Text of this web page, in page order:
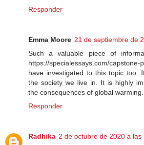
Responder
Emma Moore 21 de septiembre de
Such a valuable piece of
https://specialessays.com/capstone-
have investigated to this topic too.
the society we live in. It is highly
the consequences of global warming.
Responder
Radhika 2 de octubre de 2020 a las